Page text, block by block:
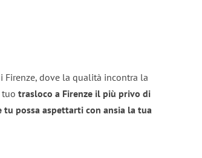
dove la qualità incontra la
trasloco a Firenze il più privo di
tu possa aspettarti con ansia la tua